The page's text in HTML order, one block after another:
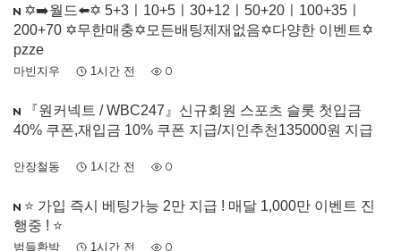
✡️➡️월드⬅️✡️ 5+3ㅣ10+5ㅣ30+12ㅣ50+20ㅣ100+35ㅣ
200+70 ✡️무한매충✡️모든배팅제재없음✡️다양한 이벤트✡️
pzze
마빈지우 1시간 전 0
『원커넥트 / WBC247』신규회원 스포츠 슬롯 첫입금
40% 쿠폰,재입금 10% 쿠폰 지급/지인추천135000원 지급
안장철동 1시간 전 0
⭐️ 가입 즉시 베팅가능 2만 지급 ! 매달 1,000만 이벤트 진
행중 ! ⭐️
범들환박 1시간 전 0